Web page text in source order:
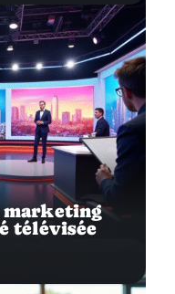
marketing
télévisée